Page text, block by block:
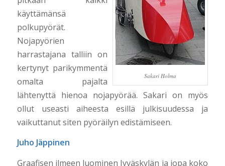
Sakari Holma
käyttämänsä
polkupyörät.
Nojapyörien
harrastajana talliin on
kertynyt parikymmentä
omalta pajalta
lähtenyttä hienoa nojapyörää. Sakari on myös
ollut useasti aiheesta esillä julkisuudessa ja
vaikuttanut siten pyöräilyn edistämiseen.
Juho Jäppinen
Graafisen ilmeen luominen Jyväskylän ja jopa koko